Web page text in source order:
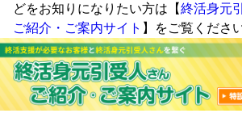
どをお知りになりたい方は【終活身元
ご紹介・ご案内サイト 】をご覧ください